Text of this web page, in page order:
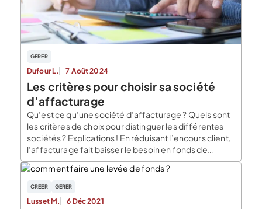
GERER
Dufour L. 7 Août 2024
Les critères pour choisir sa société
d’affacturage
Qu’est ce qu’une société d’affacturage ? Quels sont
les critères de choix pour distinguer les différentes
sociétés ? Explications ! En réduisant l’encours client,
l’affacturage fait baisser le besoin en fonds de
roulement et contribue au financement de l’activité.
Toutefois, avant de se lancer pour confier ses
factures à une société d’affacturage, il est important
[…]
CREER GERER
Lusset M. 6 Déc 2021